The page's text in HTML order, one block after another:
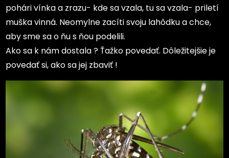
pohári vínka a zrazu- kde sa vzala, tu sa vzala- priletí
muškavinná. Neomylne zacíti svoju lahôdku a chce,
aby sme sa o ňu s ňou podelili.
Ako sa k nám dostala ? Ťažko povedať. Dôležitejšie je
povedať si, ako sa jej zbaviť !